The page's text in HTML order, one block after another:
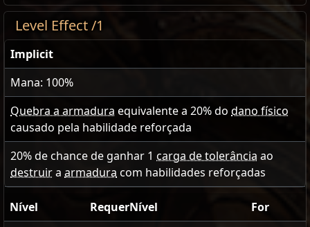
Level Effect /1
Implicit
Mana: 100%
Quebra a armadura equivalente a 20% do dano físico
causado pela habilidade reforçada
20% de chance de ganhar 1 carga de tolerância ao
destruira armadura com habilidades reforçadas
Nível RequerNível
For